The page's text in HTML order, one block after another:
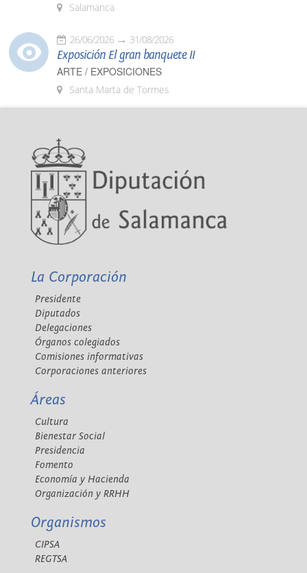
Salamanca
26/06/2026 31/08/2026
Exposición El gran banquete II
ARTE / EXPOSICIONES
Santa Marta de Tormes
La Corporación
Presidente
Diputados
Delegaciones
Órganos colegiados
Comisiones informativas
Corporaciones anteriores
Áreas
Cultura
Bienestar Social
Presidencia
Fomento
Economía y Hacienda
Organización y RRHH
Organismos
CIPSA
REGTSA